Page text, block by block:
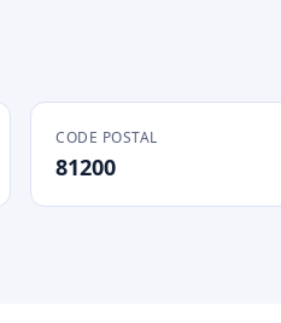
CODE POSTAL
81200